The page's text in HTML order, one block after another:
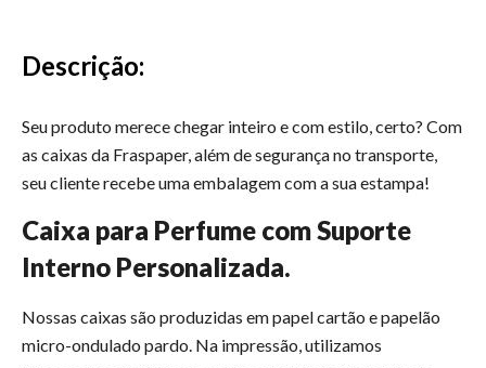
Descrição:
Seu produto merece chegar inteiro e com estilo, certo? Com
as caixas da Fraspaper, além de segurança no transporte,
seu cliente recebe uma embalagem com a sua estampa!
Caixa para Perfume com Suporte
Interno Personalizada.
Nossas caixas são produzidas em papel cartão e papelão
micro-ondulado pardo. Na impressão, utilizamos